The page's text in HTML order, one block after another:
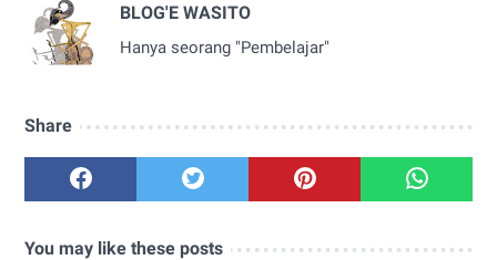
BLOG'E WASITO
Hanya seorang "Pembelajar"
Share
You may like these posts